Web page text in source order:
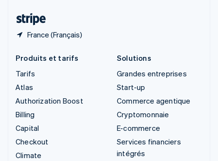
France (Français)
Produits et tarifs
Tarifs
Atlas
Authorization Boost
Billing
Capital
Checkout
Climate
Solutions
Grandes entreprises
Start-up
Commerce agentique
Cryptomonnaie
E-commerce
Services financiers
intégrés